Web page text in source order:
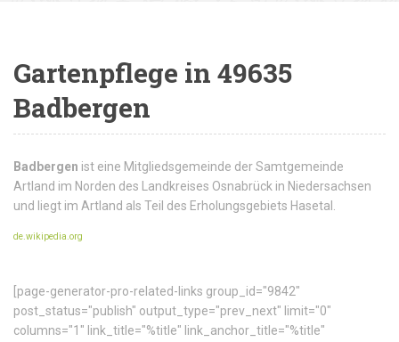
Gartenpflege in 49635
Badbergen
Badbergen ist eine Mitgliedsgemeinde der Samtgemeinde
Artland im Norden des Landkreises Osnabrück in Niedersachsen
und liegt im Artland als Teil des Erholungsgebiets Hasetal.
de.wikipedia.org
[page-generator-pro-related-links group_id="9842"
post_status="publish" output_type="prev_next" limit="0"
columns="1" link_title="%title" link_anchor_title="%title"